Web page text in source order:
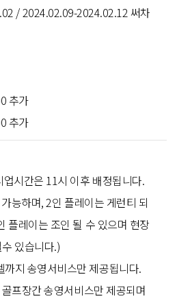
/ 2024.02.09-2024.02.12 써차
추가
추가
시간은 11시 이후 배정됩니다.
능하며, 2인 플레이는 게런티 되
플레이는 조인 될 수 있으며 현장
있습니다.)
지 송영서비스만 제공됩니다.
프장간 송영서비스만 제공되며